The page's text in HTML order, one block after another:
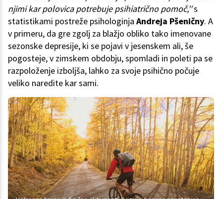
njimi kar polovica potrebuje psihiatrično pomoč,''s
statistikami postreže psihologinja Andreja Pšeničny. A
v primeru, da gre zgolj za blažjo obliko tako imenovane
sezonske depresije, ki se pojavi v jesenskem ali, še
pogosteje, v zimskem obdobju, spomladi in poleti pa se
razpoloženje izboljša, lahko za svoje psihično počuje
veliko naredite kar sami.